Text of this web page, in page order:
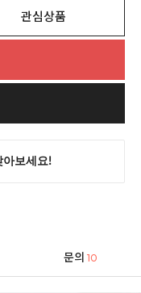
관심상품
문의 10